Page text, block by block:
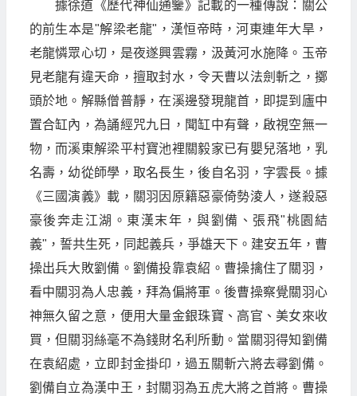
據徐道《歷代神仙通鑒》記載的一種傳說：關公
的前生本是"解梁老龍"，漢恒帝時，河東連年大旱，
老龍憐眾心切，是夜遂興雲霧，汲黃河水施降。玉帝
見老龍有違天命，擅取封水，令天曹以法劍斬之，擲
頭於地。解縣僧普靜，在溪邊發現龍首，即提到廬中
置合缸內，為誦經咒九日，聞缸中有聲，啟視空無一
物，而溪東解梁平村寶池裡關毅家已有嬰兒落地，乳
名壽，幼從師學，取名長生，後自名羽，字雲長。據
《三國演義》載，關羽因原籍惡豪倚勢淩人，遂殺惡
豪後奔走江湖。東漢末年，與劉備、張飛"桃園結
義"，誓共生死，同起義兵，爭雄天下。建安五年，曹
操出兵大敗劉備。劉備投靠袁紹。曹操擒住了關羽，
看中關羽為人忠義，拜為偏將軍。後曹操察覺關羽心
神無久留之意，便用大量金銀珠寶、高官、美女來收
買，但關羽絲毫不為錢財名利所動。當關羽得知劉備
在袁紹處，立即封金掛印，過五關斬六將去尋劉備。
劉備自立為漢中王，封關羽為五虎大將之首將。曹操